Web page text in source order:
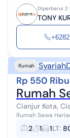
Diperbarui 2
TONY
Rumah Syariah
Rp 550
Rumah
Cianjur Kota,
Rumah Sewa
List : Shakilla House 1 Syariah - Weekday ( Minggu - Kamis ) : Rp.
599.999 - We...
2 1 1LT: